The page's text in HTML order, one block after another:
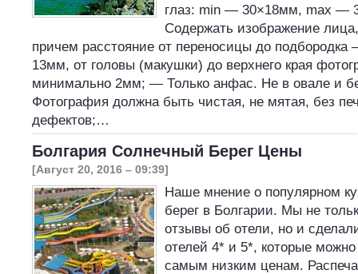
глаз: min — 30×18мм, max —
Содержать изображение
причем расстояние от переносицы до
13мм, от головы (макушки) до верхнего края
минимально 2мм; — Только анфас. Не в овале и
Фотография должна быть чистая, не мятая, без
дефектов;…
Болгария Солнечный Берег Цены
[Август 20, 2016 – 09:39]
Наше мнение о популярном
берег в Болгарии. Мы не
отзывы об отели, но и
отелей 4* и 5*, которые
самым низким ценам.